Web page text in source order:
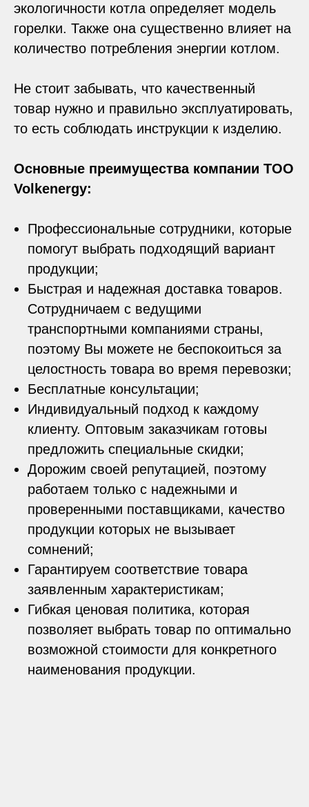
экологичности котла определяет модель
горелки. Также она существенно влияет на
количество потребления энергии котлом.
Не стоит забывать, что качественный
товар нужно и правильно эксплуатировать,
то есть соблюдать инструкции к изделию.
Основные преимущества компании ТОО
Volkenergy:
Профессиональные сотрудники, которые
помогут выбрать подходящий вариант
продукции;
Быстрая и надежная доставка товаров.
Сотрудничаем с ведущими
транспортными компаниями страны,
поэтому Вы можете не беспокоиться за
целостность товара во время перевозки;
Бесплатные консультации;
Индивидуальный подход к каждому
клиенту. Оптовым заказчикам готовы
предложить специальные скидки;
Дорожим своей репутацией, поэтому
работаем только с надежными и
проверенными поставщиками, качество
продукции которых не вызывает
сомнений;
Гарантируем соответствие товара
заявленным характеристикам;
Гибкая ценовая политика, которая
позволяет выбрать товар по оптимально
возможной стоимости для конкретного
наименования продукции.